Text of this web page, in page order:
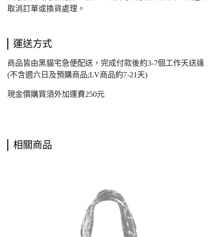
取消訂單或換貨處理。
運送方式
商品皆由黑貓宅急便配送，完成付款後約3-7個工作天送達
(不含週六日及預購商品;LV商品約7-21天)
現金價購買須外加運費250元
相關商品